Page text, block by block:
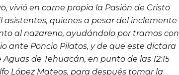
vivió en carne propia la Pasión de Cristo
asistentes, quienes a pesar del inclemente
al nazareno, ayudándolo por tramos con
ante Poncio Pilatos, y de que este dictara
de Tehuacán, en punto de las 12:15
López Mateos, para después tomar la